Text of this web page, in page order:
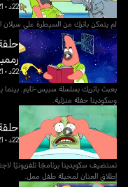
22د •
لم يتمكن باترك من السيطرة على
22د •
يعبث باتريك بسلسلة سبيس-تايم. بينما
وسكودينا حفلة منزلية.
حلقة 19 • هوم ايك/ فان
22د •
تستضيف سكويدينا برنامجًا تلفزيونيًا
إطلاق العنان لمخيلة طفل ممل.